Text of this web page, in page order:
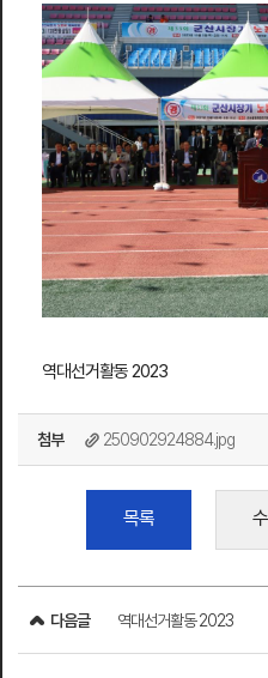
역대선거활동 2023
첨부 250902924884.jpg
목록
다음글 역대선거활동 2023